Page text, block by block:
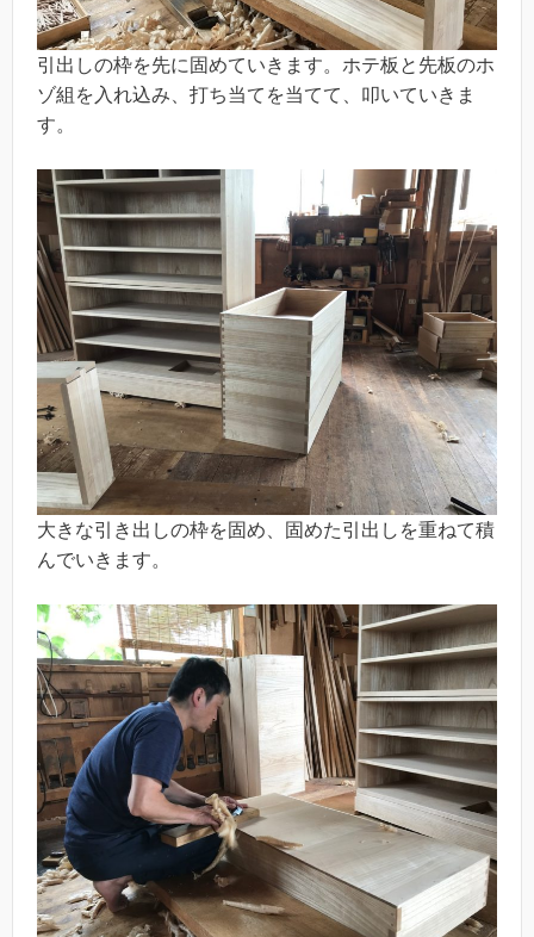
引出しの枠を先に固めていきます。ホテ板と先板のホ
ゾ組を入れ込み、打ち当てを当てて、叩いていきま
す。
大きな引き出しの枠を固め、固めた引出しを重ねて積
んでいきます。